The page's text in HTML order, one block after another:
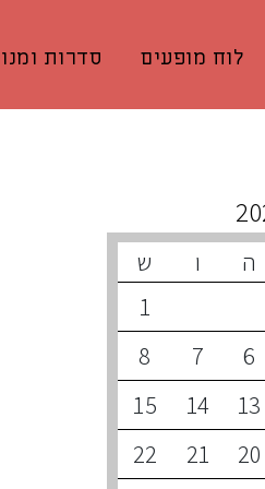
לוח מופעים סדרות
ה ו
ש
1
6
7
8
13
14
15
20
21
22